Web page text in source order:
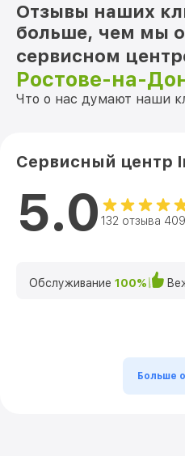
Отзывы наших
больше, чем мы
сервисном
Ростове-на-
Что о нас думают наши
Сервисный центр
5.0 132 отзыва
Обслуживание 100%
Больше